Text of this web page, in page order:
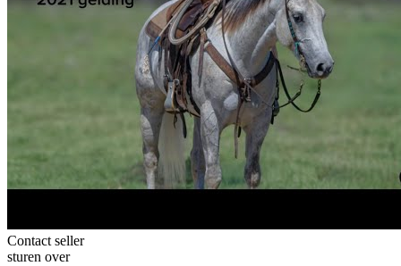
Contact seller
sturen over